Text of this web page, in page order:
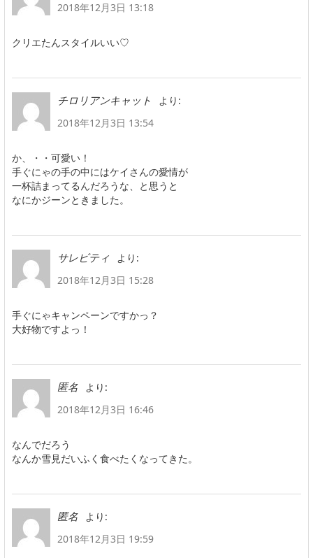
2018年12月3日 13:18
クリエたんスタイルいい♡
チロリアンキャット
より:
2018年12月3日 13:54
か、・・可愛い！
手ぐにゃの手の中にはケイさんの愛情が
一杯詰まってるんだろうな、と思うと
なにかジーンときました。
サレビティ
より:
2018年12月3日 15:28
手ぐにゃキャンペーンですかっ？
大好物ですよっ！
匿名
より:
2018年12月3日 16:46
なんでだろう
なんか雪見だいふく食べたくなってきた。
匿名
より:
2018年12月3日 19:59